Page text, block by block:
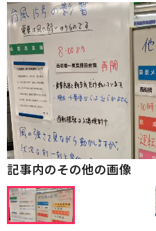
記事内のその他の画像